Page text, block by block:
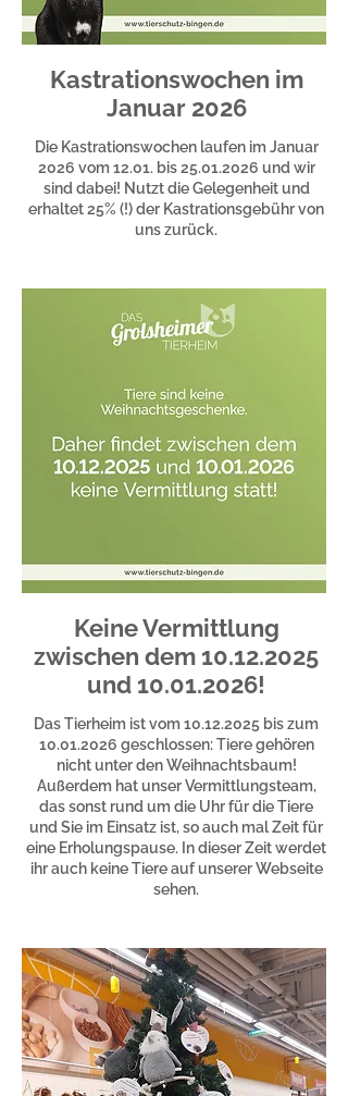
Kastrationswochen im
Januar 2026
Die Kastrationswochen laufen im Januar
2026 vom 12.01. bis25.01.2026 und wir
sind dabei! Nutzt die Gelegenheit und
erhaltet 25% (!) der Kastrationsgebühr von
uns zurück.
Keine Vermittlung
zwischen dem 10.12.2025
und 10.01.2026!
Das Tierheim ist vom 10.12.2025 bis zum
10.01.2026 geschlossen: Tiere gehören
nicht unter den Weihnachtsbaum!
Außerdem hat unser Vermittlungsteam,
das sonst rund um die Uhr für die Tiere
und Sie im Einsatz ist, so auch mal Zeit für
eine Erholungspause. In dieser Zeit werdet
ihr auch keine Tiere auf unserer Webseite
sehen.